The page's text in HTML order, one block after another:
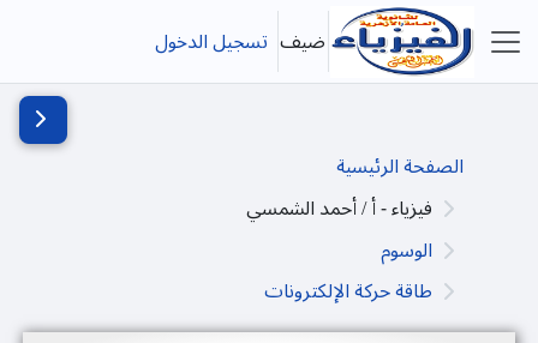
تخطى إلى المحتوى الرئيسي
واجهة جانبية
ضيف تسجيل الدخول
الصفحة الرئيسية
فيزياء - أ / أحمد الشمسي
الوسوم
طاقة حركة الإلكترونات
فتح